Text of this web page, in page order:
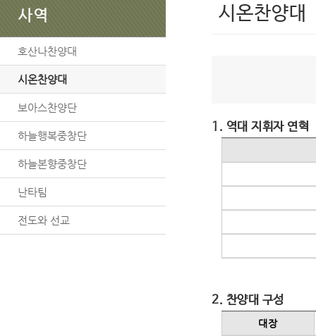
사역
호산나찬양대
시온찬양대
보아스찬양단
하늘행복중창단
하늘본향중창단
난타팀
전도와 선교
시온찬양대
1. 역대 지휘자 연혁
2. 찬양대 구성
대장